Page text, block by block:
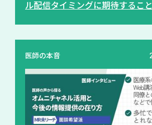
ル配信タイミングに期待すること
医師の本音